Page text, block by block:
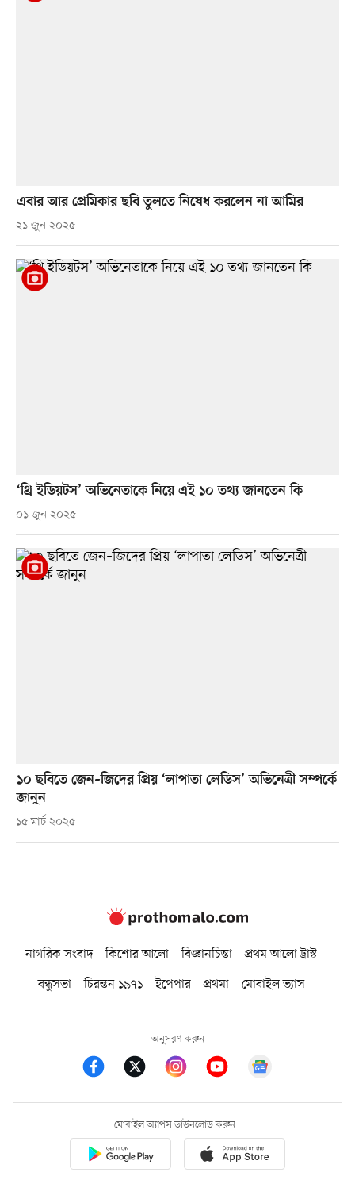
এবার আর প্রেমিকার ছবি তুলতে নিষেধ করলেন না আমির
২১ জুন ২০২৫
‘থ্রি ইডিয়টস’ অভিনেতাকে নিয়ে এই ১০ তথ্য জানতেন কি
০১ জুন ২০২৫
১০ ছবিতে জেন–জিদের প্রিয় ‘লাপাতা লেডিস’ অভিনেত্রী সম্পর্কে
জানুন
১৫ মার্চ ২০২৫
নাগরিক সংবাদ কিশোর আলো বিজ্ঞানচিন্তা
প্রথম আলো ট্রাস্ট
বন্ধুসভা
চিরন্তন ১৯৭১ ইপেপার প্রথমা মোবাইল ভ্যাস
অনুসরণ করুন
মোবাইল অ্যাপস ডাউনলোড করুন